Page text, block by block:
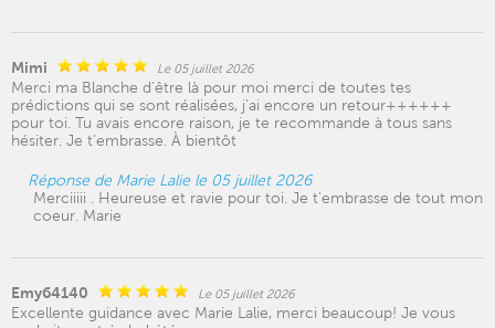
Mimi Le 05 juillet 2026
Merci ma Blanche d’être là pour moi merci de toutes tes
prédictions qui se sont réalisées, j’ai encore un retour++++++
pour toi. Tu avais encore raison, je te recommande à tous sans
hésiter. Je t’embrasse. À bientôt
Réponse de Marie Lalie le 05 juillet 2026
Merciiiii . Heureuse et ravie pour toi. Je t'embrasse de tout mon
coeur. Marie
Emy64140 Le 05 juillet 2026
Excellente guidance avec Marie Lalie, merci beaucoup! Je vous